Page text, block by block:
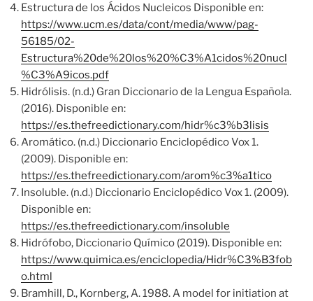
Estructura de los Ácidos Nucleicos Disponible en:
https://www.ucm.es/data/cont/media/www/pag-
56185/02-
Estructura%20de%20los%20%C3%A1cidos%20nucl
%C3%A9icos.pdf
Hidrólisis. (n.d.) Gran Diccionario de la Lengua Española.
(2016). Disponible en:
https://es.thefreedictionary.com/hidr%c3%b3lisis
Aromático. (n.d.) Diccionario Enciclopédico Vox 1.
(2009). Disponible en:
https://es.thefreedictionary.com/arom%c3%a1tico
Insoluble. (n.d.) Diccionario Enciclopédico Vox 1. (2009).
Disponible en:
https://es.thefreedictionary.com/insoluble
Hidrófobo, Diccionario Químico (2019). Disponible en:
https://www.quimica.es/enciclopedia/Hidr%C3%B3fob
o.html
Bramhill, D., Kornberg, A. 1988. A model for initiation at